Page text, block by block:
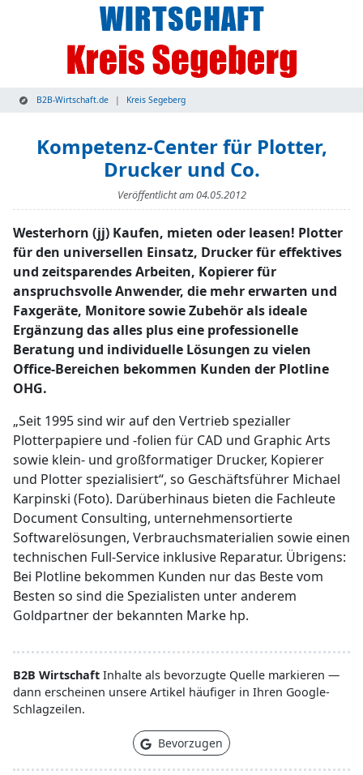
B2B-Wirtschaft.de Kreis Segeberg
Kompetenz-Center für Plotter,
Drucker und Co.
Veröffentlicht am04.05.2012
Westerhorn (jj) Kaufen, mieten oder leasen! Plotter
für den universellen Einsatz, Drucker für effektives
und zeitsparendes Arbeiten, Kopierer für
anspruchsvolle Anwender, die mehr erwarten und
Faxgeräte, Monitore sowie Zubehör als ideale
Ergänzung das alles plus eine professionelle
Beratung und individuelle Lösungen zu vielen
Office-Bereichen bekommen Kunden der Plotline
OHG.
„Seit 1995 sind wir auf den Vertrieb spezialler
Plotterpapiere und -folien für CAD und Graphic Arts
sowie klein- und großformatiger Drucker, Kopierer
und Plotter spezialisiert“, so Geschäftsführer Michael
Karpinski (Foto). Darüberhinaus bieten die Fachleute
Document Consulting, unternehmensortierte
Softwarelösungen, Verbrauchsmaterialien sowie einen
technischen Full-Service inklusive Reparatur. Übrigens:
Bei Plotline bekommen Kunden nur das Beste vom
Besten so sind die Spezialisten unter anderem
Goldpartner der bekannten Marke hp.
B2B Wirtschaft Inhalte als bevorzugte Quelle markieren —
dann erscheinen unsere Artikel häufiger in Ihren Google-
Schlagzeilen.
Bevorzugen